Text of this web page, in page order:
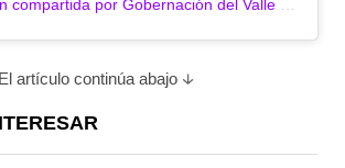
El artículo continúa abajo